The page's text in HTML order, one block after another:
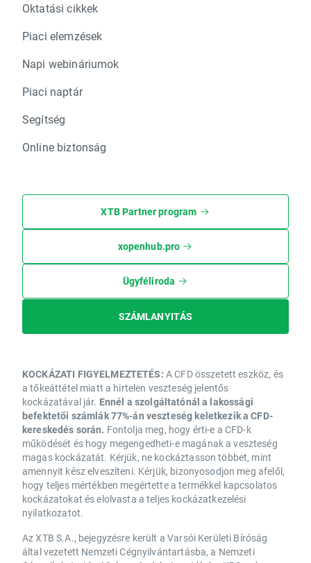
Oktatási cikkek
Piaci elemzések
Napi webináriumok
Piaci naptár
Segítség
Online biztonság
XTB Partner program
xopenhub.pro
Ügyféliroda
SZÁMLANYITÁS
KOCKÁZATI FIGYELMEZTETÉS: A CFD összetett eszköz, és
a tőkeáttétel miatt a hirtelen veszteség jelentős
kockázatával jár. Ennél a szolgáltatónál a lakossági
befektetői számlák 77%-án veszteség keletkezik a CFD-
kereskedés során. Fontolja meg, hogy érti-e a CFD-k
működését és hogy megengedheti-e magának a veszteség
magas kockázatát. Kérjük, ne kockáztasson többet, mint
amennyit kész elveszíteni. Kérjük, bizonyosodjon meg afelől,
hogy teljes mértékben megértette a termékkel kapcsolatos
kockázatokat és elolvasta a teljes kockázatkezelési
nyilatkozatot.
Az XTB S.A., bejegyzésre került a Varsói Kerületi Bíróság
által vezetett Nemzeti Cégnyilvántartásba, a Nemzeti